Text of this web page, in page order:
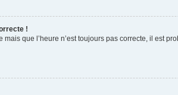
!
que l’heure n’est toujours pas correcte, il est